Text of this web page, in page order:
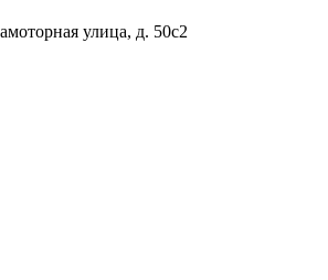
улица, д. 50с2